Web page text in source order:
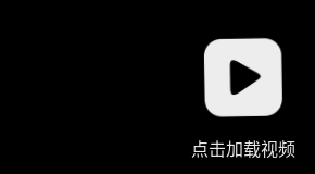
点击加载视频